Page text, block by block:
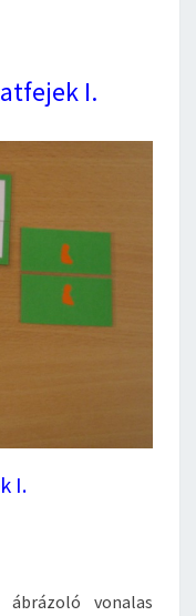
I.
I.
vonalas